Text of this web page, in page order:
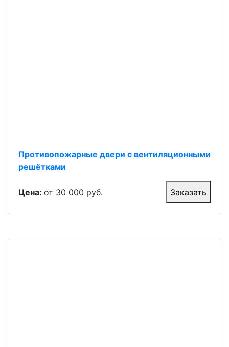
Противопожарные двери с вентиляционными
решётками
Цена: от 30 000 руб. Заказать